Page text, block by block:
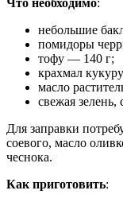
небольшие
помидоры
тофу — 140 г;
крахмал
масло
свежая зелень,
Для заправки
соевого, масло
чеснока.
Как приготовить: